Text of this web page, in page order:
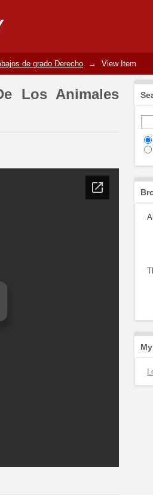
Animales Como
de grado Derecho → View Item
Los Animales